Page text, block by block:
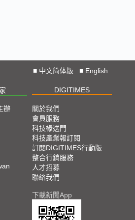
■ 中文简体版 ■ English
DIGITIMES
辦
關於我們
會員服務
科技椽送門
科技產業報訂閱
訂閱DIGITIMES行動版
整合行銷服務
人才招募
聯絡我們
下載新聞App